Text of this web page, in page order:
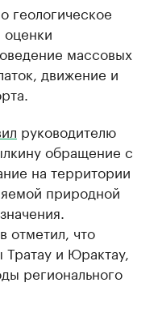
геологическое
оценки
массовых
движение и
руководителю
обращение с
на территории
природной
отметил, что
и Юрактау,
регионального